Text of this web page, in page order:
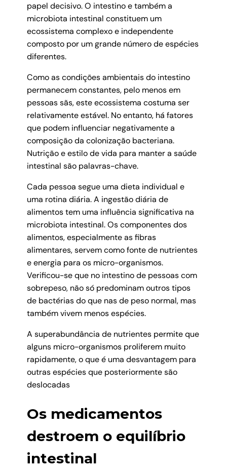
papel decisivo. O intestino e também a
microbiota intestinal constituem um
ecossistema complexo e independente
composto por um grande número de espécies
diferentes.
Como as condições ambientais do intestino
permanecem constantes, pelo menos em
pessoas sãs, este ecossistema costuma ser
relativamente estável. No entanto, há fatores
que podem influenciar negativamente a
composição da colonização bacteriana.
Nutrição e estilo de vida para manter a saúde
intestinal são palavras-chave.
Cada pessoa segue uma dieta individual e
uma rotina diária. A ingestão diária de
alimentos tem uma influência significativa na
microbiota intestinal. Os componentes dos
alimentos, especialmente as fibras
alimentares, servem como fonte de nutrientes
e energia para os micro-organismos.
Verificou-se que no intestino de pessoas com
sobrepeso, não só predominam outros tipos
de bactérias do que nas de peso normal, mas
também vivem menos espécies.
A superabundância de nutrientes permite que
alguns micro-organismos proliferem muito
rapidamente, o que é uma desvantagem para
outras espécies que posteriormente são
deslocadas
Os medicamentos
destroem o equilíbrio
intestinal